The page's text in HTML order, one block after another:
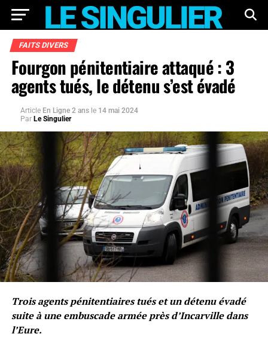
FAITS DIVERS
Fourgon pénitentiaire attaqué : 3
agents tués, le détenu s’est évadé
Article En Ligne 2 ans le 14 mai 2024
Par Le Singulier
Trois agents pénitentiaires tués et un détenu évadé
suite à une embuscade armée près d’Incarville dans
l’Eure.